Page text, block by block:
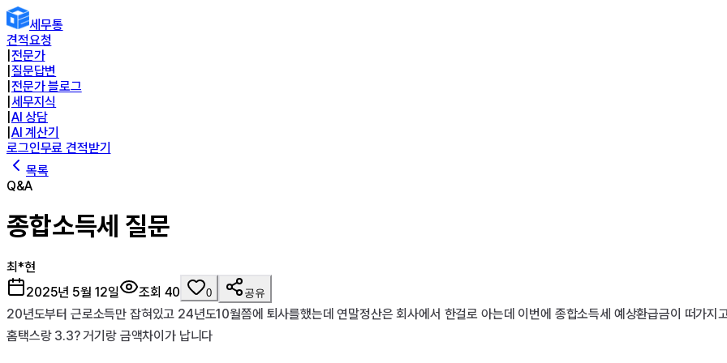
세무통
견적요청
전문가
질문답변
전문가 블로그
세무지식
AI 상담
AI 계산기
로그인무료 견적받기
목록
Q&A
종합소득세 질문
최*현
2025년 5월 12일
조회 40 0 공유
20년도부터 근로소득만 잡혀있고 24년도10월쯤에 퇴사를했는데 연말정산은 회사에서 한걸로 아는데 이번에 종합소득세 예상환급금이 떠가
홈택스랑 3.3? 거기랑 금액차이가 납니다